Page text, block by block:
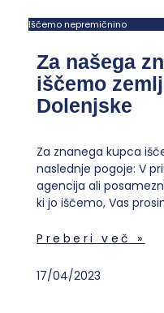
Iščemo nepremičnino
Za našega
iščemo
Dolenjske
Za znanega kupca
naslednje pogoje: V
agencija ali
ki jo iščemo, Vas
Preberi več »
17/04/2023